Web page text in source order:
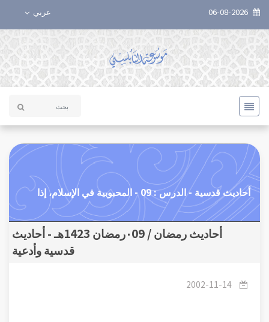
عربي
أحاديث قدسية - الدرس : 09 - المحبوبية في الإسلام، إذا
أحاديث رمضان / ٠09رمضان 1423هـ - أحاديث
قدسية وأدعية
2002-11-14